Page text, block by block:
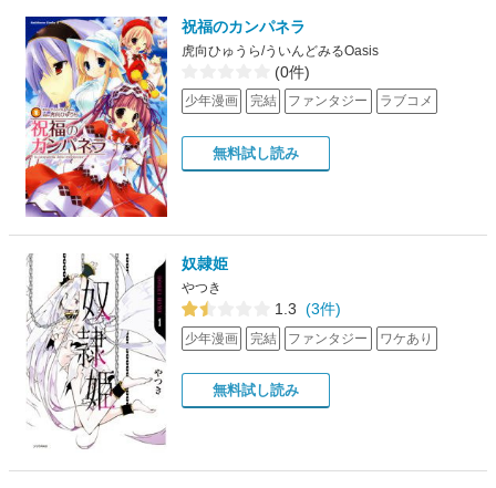
祝福のカンパネラ
虎向ひゅうら/ういんどみるOasis
(0件)
少年漫画 完結 ファンタジー ラブコメ
無料試し読み
奴隷姫
やつき
1.3 (3件)
少年漫画 完結 ファンタジー ワケあり
無料試し読み